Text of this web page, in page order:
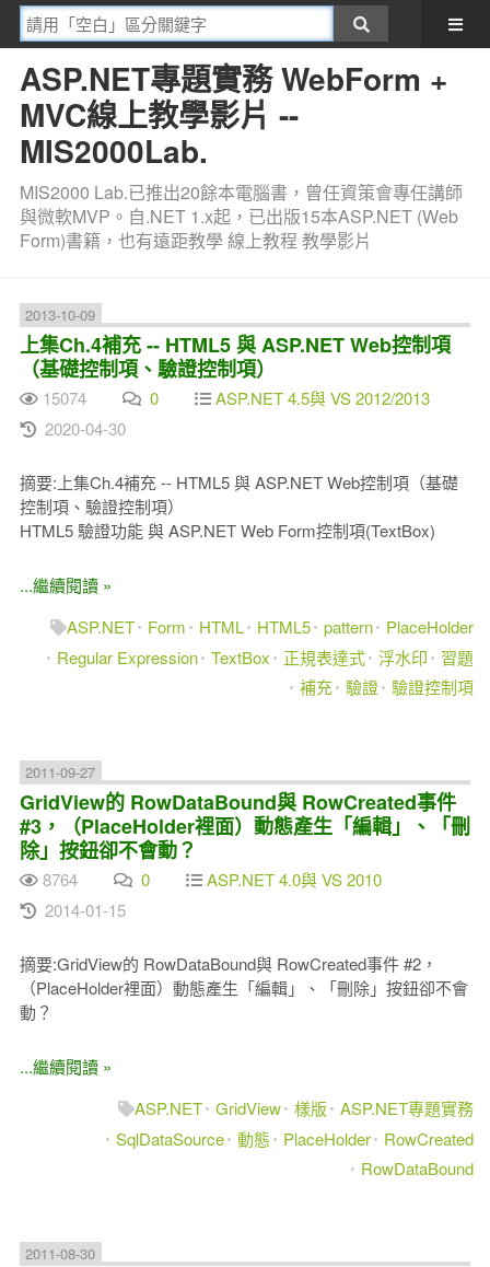
ASP.NET專題實務 WebForm +
MVC線上教學影片 --
MIS2000Lab.
MIS2000 Lab.已推出20餘本電腦書，曾任資策會專任講師
與微軟MVP。自.NET 1.x起，已出版15本ASP.NET (Web
Form)書籍，也有遠距教學 線上教程 教學影片
2013-10-09
上集Ch.4補充 -- HTML5 與 ASP.NET Web控制項
（基礎控制項、驗證控制項）
15074 0
ASP.NET 4.5與 VS 2012/2013
2020-04-30
摘要:上集Ch.4補充 -- HTML5 與 ASP.NET Web控制項（基礎
控制項、驗證控制項）
HTML5 驗證功能 與 ASP.NET Web Form控制項(TextBox)
...繼續閱讀 »
ASP.NET
Form HTML HTML5 pattern
PlaceHolder
Regular Expression TextBox 正規表達式 浮水印
習題
補充
驗證 驗證控制項
2011-09-27
GridView的 RowDataBound與 RowCreated事件
#3，（PlaceHolder裡面）動態產生「編輯」、「刪
除」按鈕卻不會動？
8764 0
ASP.NET 4.0與 VS 2010
2014-01-15
摘要:GridView的 RowDataBound與 RowCreated事件 #2，
（PlaceHolder裡面）動態產生「編輯」、「刪除」按鈕卻不會
動？
...繼續閱讀 »
ASP.NET GridView 樣版
ASP.NET專題實務
SqlDataSource 動態 PlaceHolder
RowCreated
RowDataBound
2011-08-30